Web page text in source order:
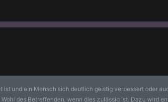
ist und ein Mensch sich deutlich geistig verbessert oder
des Betreffenden, wenn dies zulässig ist. Dazu wird